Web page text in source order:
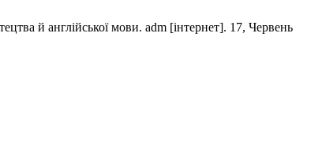
й англійської мови. adm [інтернет]. 17, Червень